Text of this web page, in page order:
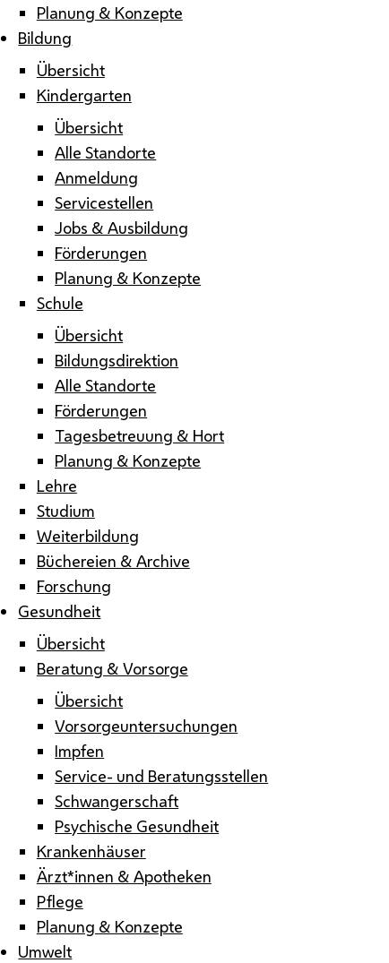
Planung & Konzepte
Bildung
Übersicht
Kindergarten
Übersicht
Alle Standorte
Anmeldung
Servicestellen
Jobs & Ausbildung
Förderungen
Planung & Konzepte
Schule
Übersicht
Bildungsdirektion
Alle Standorte
Förderungen
Tagesbetreuung & Hort
Planung & Konzepte
Lehre
Studium
Weiterbildung
Büchereien & Archive
Forschung
Gesundheit
Übersicht
Beratung & Vorsorge
Übersicht
Vorsorgeuntersuchungen
Impfen
Service- und Beratungsstellen
Schwangerschaft
Psychische Gesundheit
Krankenhäuser
Ärzt*innen & Apotheken
Pflege
Planung & Konzepte
Umwelt